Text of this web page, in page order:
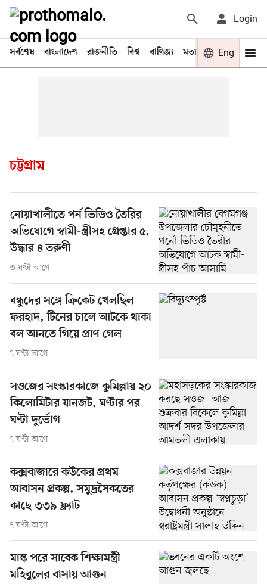
Login
সর্বশেষ বাংলাদেশ রাজনীতি বিশ্ব বাণিজ্য মতামত খেলা
Eng
চট্টগ্রাম
নোয়াখালীতে পর্ন ভিডিও তৈরির
অভিযোগে স্বামী-স্ত্রীসহ গ্রেপ্তার ৫,
উদ্ধার ৪ তরুণী
৩ ঘণ্টা আগে
বন্ধুদের সঙ্গে ক্রিকেট খেলছিল
ফরহাদ, টিনের চালে আটকে থাকা
বল আনতে গিয়ে প্রাণ গেল
৭ ঘণ্টা আগে
সওজের সংস্কারকাজে কুমিল্লায় ২০
কিলোমিটার যানজট, ঘণ্টার পর
ঘণ্টা দুর্ভোগ
৭ ঘণ্টা আগে
কক্সবাজারে কউকের প্রথম
আবাসন প্রকল্প, সমুদ্রসৈকতের
কাছে ৩৩৯ ফ্ল্যাট
৭ ঘণ্টা আগে
মাস্ক পরে সাবেক শিক্ষামন্ত্রী
মহিবুলের বাসায় আগুন